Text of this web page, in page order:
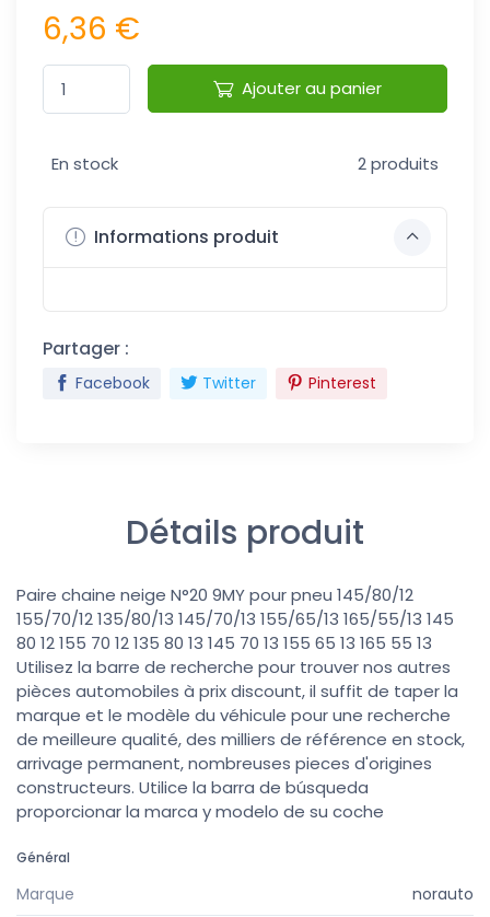
6,36 €
Ajouter au panier
En stock 2 produits
Informations produit
Partager :
Facebook Twitter Pinterest
Détails produit
Paire chaine neige N°20 9MY pour pneu 145/80/12
155/70/12 135/80/13 145/70/13 155/65/13 165/55/13 145
80 12 155 70 12 135 80 13 145 70 13 155 65 13 165 55 13
Utilisez la barre de recherche pour trouver nos autres
pièces automobiles à prix discount, il suffit de taper la
marque et le modèle du véhicule pour une recherche
de meilleure qualité, des milliers de référence en stock,
arrivage permanent, nombreuses pieces d'origines
constructeurs. Utilice la barra de búsqueda
proporcionar la marca y modelo de su coche
Général
Marque
norauto